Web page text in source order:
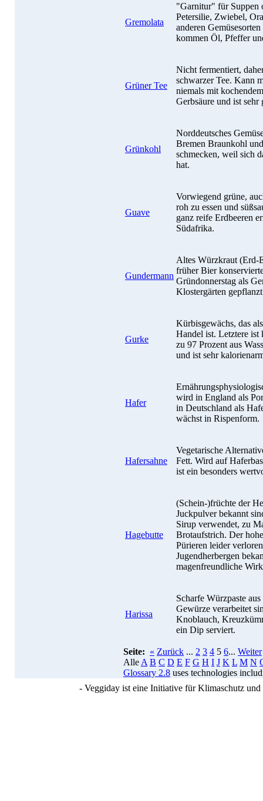
Gremolata
"Garnitur" für Suppen
Petersilie, Zwiebel,
anderen
kommen Öl, Pfeffer
Grüner Tee
Nicht fermentiert,
schwarzer Tee. Kann
niemals mit
Gerbsäure und ist sehr
Grünkohl
Norddeutsches
Bremen Braunkohl
schmecken, weil sich
hat.
Guave
Vorwiegend grüne,
roh zu essen und
ganz reife Erdbeeren
Südafrika.
Gundermann
Altes Würzkraut (Erd-
früher Bier
Gründonnerstag als
Klostergärten
Gurke
Kürbisgewächs, das
Handel ist. Letztere ist
zu 97 Prozent aus
und ist sehr
Hafer
wird in England als
in Deutschland als
wächst in Rispenform.
Hafersahne
Vegetarische
Fett. Wird auf
ist ein besonders
Hagebutte
(Schein-)früchte der
Juckpulver bekannt
Sirup verwendet, zu
Brotaufstrich. Der
Pürieren leider
Jugendherbergen
magenfreundliche
Harissa
Scharfe Würzpaste
Gewürze verarbeitet
Knoblauch,
ein Dip serviert.
Seite: « Zurück ... 2 3 4 5 6... Weiter
Alle A B C D E F G H I J K L M N
Glossary 2.8 uses technologies
- Veggiday ist eine Initiative für Klimaschutz